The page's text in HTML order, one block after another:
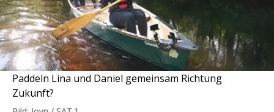
Paddeln Lina und Daniel gemeinsam Richtung
Zukunft?